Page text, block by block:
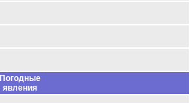
Погодные
явления